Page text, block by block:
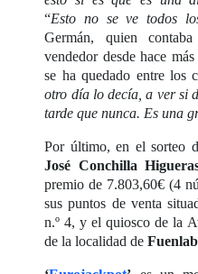
“Esto no se ve todos
Germán, quien
vendedor desde hace
se ha quedado entre los
otro día lo decía, a ver si
tarde que nunca. Es una
Por último, en el sorteo
José Conchilla
premio de 7.803,60€ (4
sus puntos de venta
n.º 4, y el quiosco de la
de la localidad de